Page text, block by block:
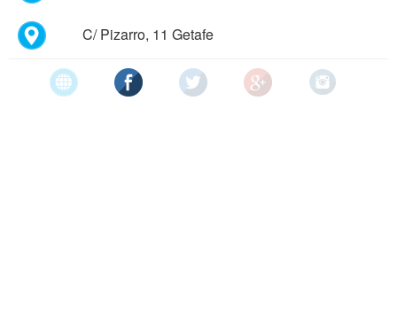
C/ Pizarro, 11 Getafe